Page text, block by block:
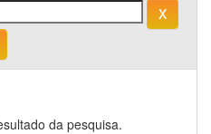
da pesquisa.